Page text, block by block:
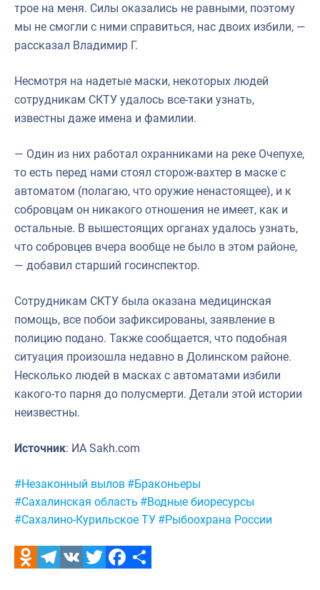
трое на меня. Силы оказались не равными, поэтому
мы не смогли с ними справиться, нас двоих избили, —
рассказал Владимир Г.
Несмотря на надетые маски, некоторых людей
сотрудникам СКТУ удалось все-таки узнать,
известны даже имена и фамилии.
— Один из них работал охранниками на реке Очепухе,
то есть перед нами стоял сторож-вахтер в маске с
автоматом (полагаю, что оружие ненастоящее), и к
собровцам он никакого отношения не имеет, как и
остальные. В вышестоящих органах удалось узнать,
что собровцев вчера вообще не было в этом районе,
— добавил старший госинспектор.
Сотрудникам СКТУ была оказана медицинская
помощь, все побои зафиксированы, заявление в
полицию подано. Также сообщается, что подобная
ситуация произошла недавно в Долинском районе.
Несколько людей в масках с автоматами избили
какого-то парня до полусмерти. Детали этой истории
неизвестны.
Источник: ИА Sakh.com
Метки:
#Незаконный вылов #Браконьеры
#Сахалинская область #Водные биоресурсы
#Сахалино-Курильское ТУ #Рыбоохрана России